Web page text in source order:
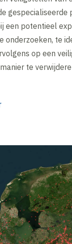
gespecialiseerde
een potentieel
onderzoeken, te
op een
te